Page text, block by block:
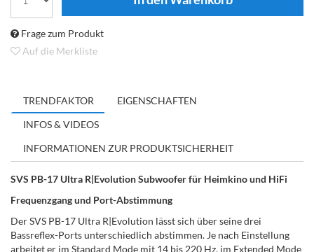
Frage zum Produkt
Auf die Merkliste
TRENDFAKTOR
EIGENSCHAFTEN
INFOS & VIDEOS
INFORMATIONEN ZUR PRODUKTSICHERHEIT
SVS PB-17 Ultra R|Evolution Subwoofer für Heimkino und HiFi
Frequenzgang und Port-Abstimmung
Der SVS PB-17 Ultra R|Evolution lässt sich über seine drei
Bassreflex-Ports unterschiedlich abstimmen. Je nach Einstellung
arbeitet er im Standard Mode mit 14 bis 220 Hz, im Extended Mode